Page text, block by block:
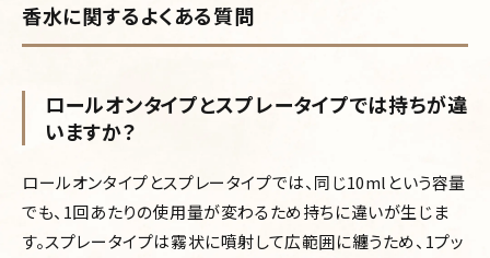
香水に関するよくある質問
ロールオンタイプとスプレータイプでは持ちが違
いますか？
ロールオンタイプとスプレータイプでは、同じ10mlという容量
でも、1回あたりの使用量が変わるため持ちに違いが生じま
す。スプレータイプは霧状に噴射して広範囲に纏うため、1プッ